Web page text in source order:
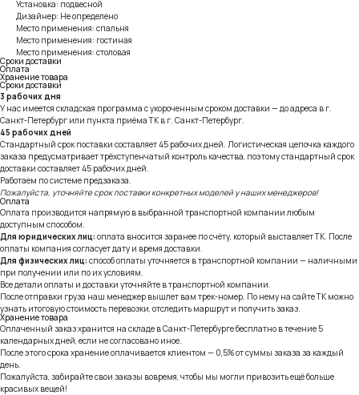
Установка: подвесной
Дизайнер: Не определено
Место применения: спальня
Место применения: гостиная
Место применения: столовая
Сроки доставки
Оплата
Хранение товара
Сроки доставки
3 рабочих дня
У нас имеется складская программа с укороченным сроком доставки — до адреса в г.
Санкт-Петербург или пункта приёма ТК в г. Санкт-Петербург.
45 рабочих дней
Стандартный срок поставки составляет 45 рабочих дней. Логистическая цепочка каждого
заказа предусматривает трёхступенчатый контроль качества, поэтому стандартный срок
доставки составляет 45 рабочих дней.
Работаем по системе предзаказа.
Пожалуйста, уточняйте срок поставки конкретных моделей у наших менеджеров!
Оплата
Оплата производится напрямую в выбранной транспортной компании любым
доступным способом.
Для юридических лиц: оплата вносится заранее по счёту, который выставляет ТК. После
оплаты компания согласует дату и время доставки.
Для физических лиц: способ оплаты уточняется в транспортной компании — наличными
при получении или по их условиям.
Все детали оплаты и доставки уточняйте в транспортной компании.
После отправки груза наш менеджер вышлет вам трек-номер. По нему на сайте ТК можно
узнать итоговую стоимость перевозки, отследить маршрут и получить заказ.
Хранение товара
Оплаченный заказ хранится на складе в Санкт-Петербурге бесплатно в течение 5
календарных дней, если не согласовано иное.
После этого срока хранение оплачивается клиентом — 0,5% от суммы заказа за каждый
день.
Пожалуйста, забирайте свои заказы вовремя, чтобы мы могли привозить ещё больше
красивых вещей!